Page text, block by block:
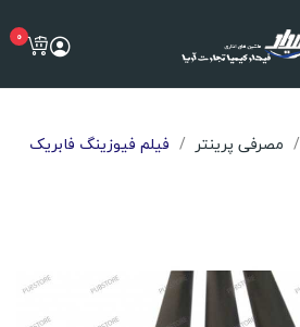
0
مصرفی پرینتر
فیلم فیوزینگ فابریک